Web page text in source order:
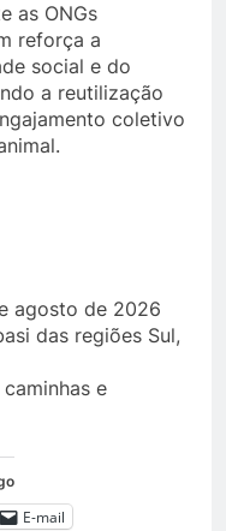
as ONGs
reforça a
social e do
a reutilização
coletivo
agosto de 2026
das regiões Sul,
e
E-mail